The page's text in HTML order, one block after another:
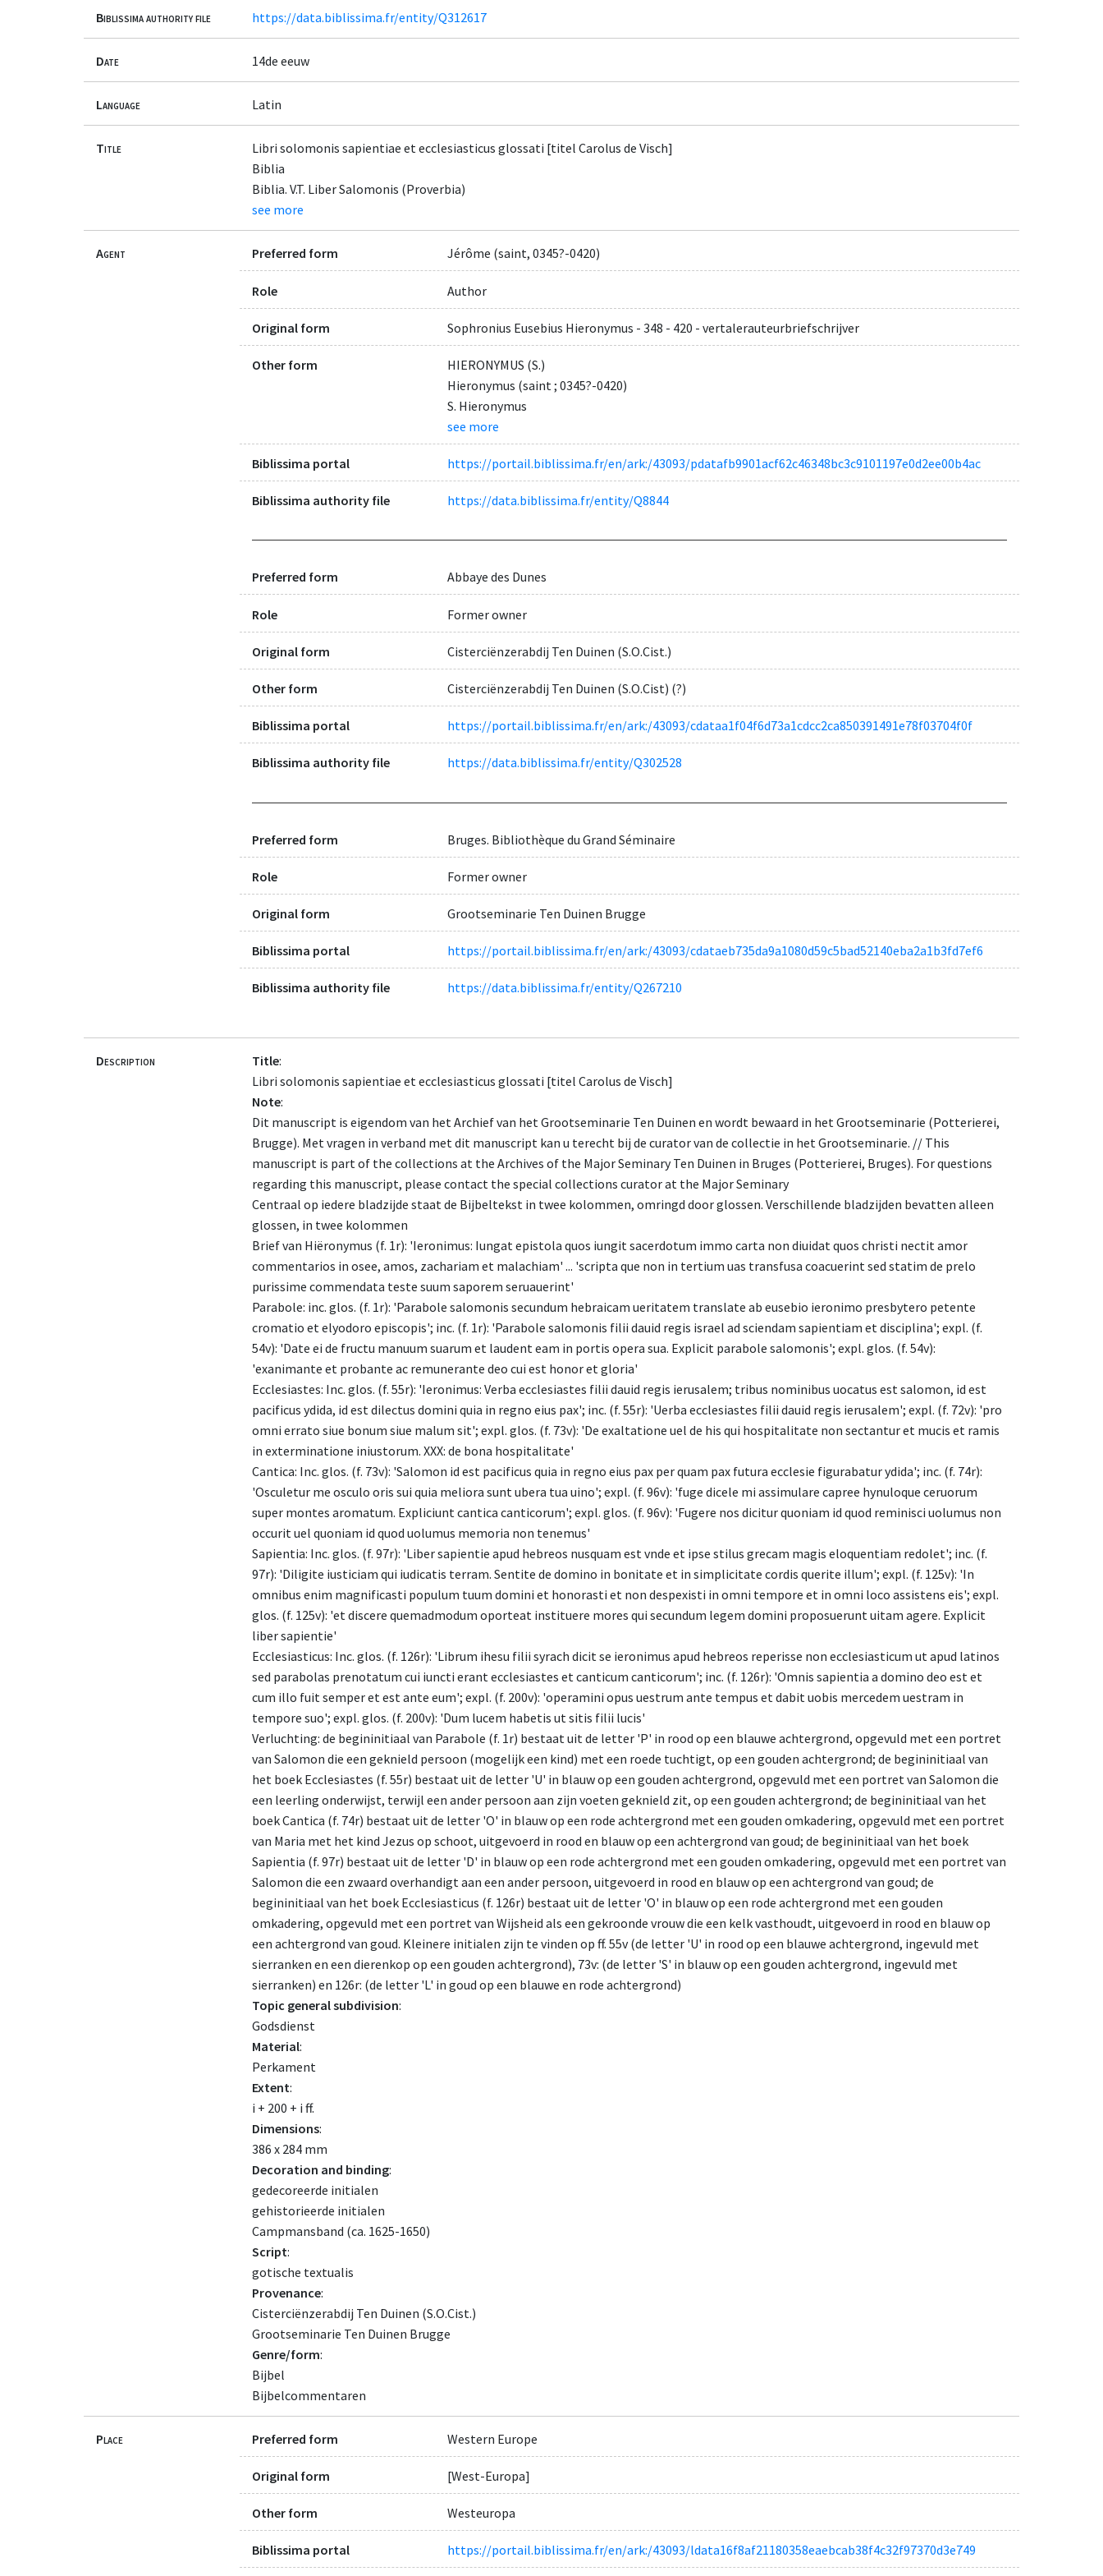
Biblissima authority file https://data.biblissima.fr/entity/Q312617
Date 14de eeuw
Language Latin
Title
Libri solomonis sapientiae et ecclesiasticus glossati [titel Carolus de Visch]
Biblia
Biblia. V.T. Liber Salomonis (Proverbia)
see more
Agent Preferred form Jérôme (saint, 0345?-0420)
Role Author
Original form Sophronius Eusebius Hieronymus - 348 - 420 - vertalerauteurbriefschrijver
Other form
HIERONYMUS (S.)
Hieronymus (saint ; 0345?-0420)
S. Hieronymus
see more
Biblissima portal https://portail.biblissima.fr/en/ark:/43093/pdatafb9901acf62c46348bc3c9101197e0d2ee00b4ac
Biblissima authority file https://data.biblissima.fr/entity/Q8844
Preferred form Abbaye des Dunes
Role Former owner
Original form Cisterciënzerabdij Ten Duinen (S.O.Cist.)
Other form Cisterciënzerabdij Ten Duinen (S.O.Cist) (?)
Biblissima portal https://portail.biblissima.fr/en/ark:/43093/cdataa1f04f6d73a1cdcc2ca850391491e78f03704f0f
Biblissima authority file https://data.biblissima.fr/entity/Q302528
Preferred form Bruges. Bibliothèque du Grand Séminaire
Role Former owner
Original form Grootseminarie Ten Duinen Brugge
Biblissima portal https://portail.biblissima.fr/en/ark:/43093/cdataeb735da9a1080d59c5bad52140eba2a1b3fd7ef6
Biblissima authority file https://data.biblissima.fr/entity/Q267210
Description Title:
Libri solomonis sapientiae et ecclesiasticus glossati [titel Carolus de Visch]
Note:
Dit manuscript is eigendom van het Archief van het Grootseminarie Ten Duinen en wordt bewaard in het Grootseminarie (Potterierei,
Brugge). Met vragen in verband met dit manuscript kan u terecht bij de curator van de collectie in het Grootseminarie. // This
manuscript is part of the collections at the Archives of the Major Seminary Ten Duinen in Bruges (Potterierei, Bruges). For questions
regarding this manuscript, please contact the special collections curator at the Major Seminary
Centraal op iedere bladzijde staat de Bijbeltekst in twee kolommen, omringd door glossen. Verschillende bladzijden bevatten alleen
glossen, in twee kolommen
Brief van Hiëronymus (f. 1r): 'Ieronimus: Iungat epistola quos iungit sacerdotum immo carta non diuidat quos christi nectit amor
commentarios in osee, amos, zachariam et malachiam' ... 'scripta que non in tertium uas transfusa coacuerint sed statim de prelo
purissime commendata teste suum saporem seruauerint'
Parabole: inc. glos. (f. 1r): 'Parabole salomonis secundum hebraicam ueritatem translate ab eusebio ieronimo presbytero petente
cromatio et elyodoro episcopis'; inc. (f. 1r): 'Parabole salomonis filii dauid regis israel ad sciendam sapientiam et disciplina'; expl. (f.
54v): 'Date ei de fructu manuum suarum et laudent eam in portis opera sua. Explicit parabole salomonis'; expl. glos. (f. 54v):
'exanimante et probante ac remunerante deo cui est honor et gloria'
Ecclesiastes: Inc. glos. (f. 55r): 'Ieronimus: Verba ecclesiastes filii dauid regis ierusalem; tribus nominibus uocatus est salomon, id est
pacificus ydida, id est dilectus domini quia in regno eius pax'; inc. (f. 55r): 'Uerba ecclesiastes filii dauid regis ierusalem'; expl. (f. 72v): 'pro
omni errato siue bonum siue malum sit'; expl. glos. (f. 73v): 'De exaltatione uel de his qui hospitalitate non sectantur et mucis et ramis
in exterminatione iniustorum. XXX: de bona hospitalitate'
Cantica: Inc. glos. (f. 73v): 'Salomon id est pacificus quia in regno eius pax per quam pax futura ecclesie figurabatur ydida'; inc. (f. 74r):
'Osculetur me osculo oris sui quia meliora sunt ubera tua uino'; expl. (f. 96v): 'fuge dicele mi assimulare capree hynuloque ceruorum
super montes aromatum. Expliciunt cantica canticorum'; expl. glos. (f. 96v): 'Fugere nos dicitur quoniam id quod reminisci uolumus non
occurit uel quoniam id quod uolumus memoria non tenemus'
Sapientia: Inc. glos. (f. 97r): 'Liber sapientie apud hebreos nusquam est vnde et ipse stilus grecam magis eloquentiam redolet'; inc. (f.
97r): 'Diligite iusticiam qui iudicatis terram. Sentite de domino in bonitate et in simplicitate cordis querite illum'; expl. (f. 125v): 'In
omnibus enim magnificasti populum tuum domini et honorasti et non despexisti in omni tempore et in omni loco assistens eis'; expl.
glos. (f. 125v): 'et discere quemadmodum oporteat instituere mores qui secundum legem domini proposuerunt uitam agere. Explicit
liber sapientie'
Ecclesiasticus: Inc. glos. (f. 126r): 'Librum ihesu filii syrach dicit se ieronimus apud hebreos reperisse non ecclesiasticum ut apud latinos
sed parabolas prenotatum cui iuncti erant ecclesiastes et canticum canticorum'; inc. (f. 126r): 'Omnis sapientia a domino deo est et
cum illo fuit semper et est ante eum'; expl. (f. 200v): 'operamini opus uestrum ante tempus et dabit uobis mercedem uestram in
tempore suo'; expl. glos. (f. 200v): 'Dum lucem habetis ut sitis filii lucis'
Verluchting: de begininitiaal van Parabole (f. 1r) bestaat uit de letter 'P' in rood op een blauwe achtergrond, opgevuld met een portret
van Salomon die een geknield persoon (mogelijk een kind) met een roede tuchtigt, op een gouden achtergrond; de begininitiaal van
het boek Ecclesiastes (f. 55r) bestaat uit de letter 'U' in blauw op een gouden achtergrond, opgevuld met een portret van Salomon die
een leerling onderwijst, terwijl een ander persoon aan zijn voeten geknield zit, op een gouden achtergrond; de begininitiaal van het
boek Cantica (f. 74r) bestaat uit de letter 'O' in blauw op een rode achtergrond met een gouden omkadering, opgevuld met een portret
van Maria met het kind Jezus op schoot, uitgevoerd in rood en blauw op een achtergrond van goud; de begininitiaal van het boek
Sapientia (f. 97r) bestaat uit de letter 'D' in blauw op een rode achtergrond met een gouden omkadering, opgevuld met een portret van
Salomon die een zwaard overhandigt aan een ander persoon, uitgevoerd in rood en blauw op een achtergrond van goud; de
begininitiaal van het boek Ecclesiasticus (f. 126r) bestaat uit de letter 'O' in blauw op een rode achtergrond met een gouden
omkadering, opgevuld met een portret van Wijsheid als een gekroonde vrouw die een kelk vasthoudt, uitgevoerd in rood en blauw op
een achtergrond van goud. Kleinere initialen zijn te vinden op ff. 55v (de letter 'U' in rood op een blauwe achtergrond, ingevuld met
sierranken en een dierenkop op een gouden achtergrond), 73v: (de letter 'S' in blauw op een gouden achtergrond, ingevuld met
sierranken) en 126r: (de letter 'L' in goud op een blauwe en rode achtergrond)
Topic general subdivision:
Godsdienst
Material:
Perkament
Extent:
i + 200 + i ff.
Dimensions:
386 x 284 mm
Decoration and binding:
gedecoreerde initialen
gehistorieerde initialen
Campmansband (ca. 1625-1650)
Script:
gotische textualis
Provenance:
Cisterciënzerabdij Ten Duinen (S.O.Cist.)
Grootseminarie Ten Duinen Brugge
Genre/form:
Bijbel
Bijbelcommentaren
Place Preferred form Western Europe
Original form [West-Europa]
Other form Westeuropa
Biblissima portal https://portail.biblissima.fr/en/ark:/43093/ldata16f8af21180358eaebcab38f4c32f97370d3e749